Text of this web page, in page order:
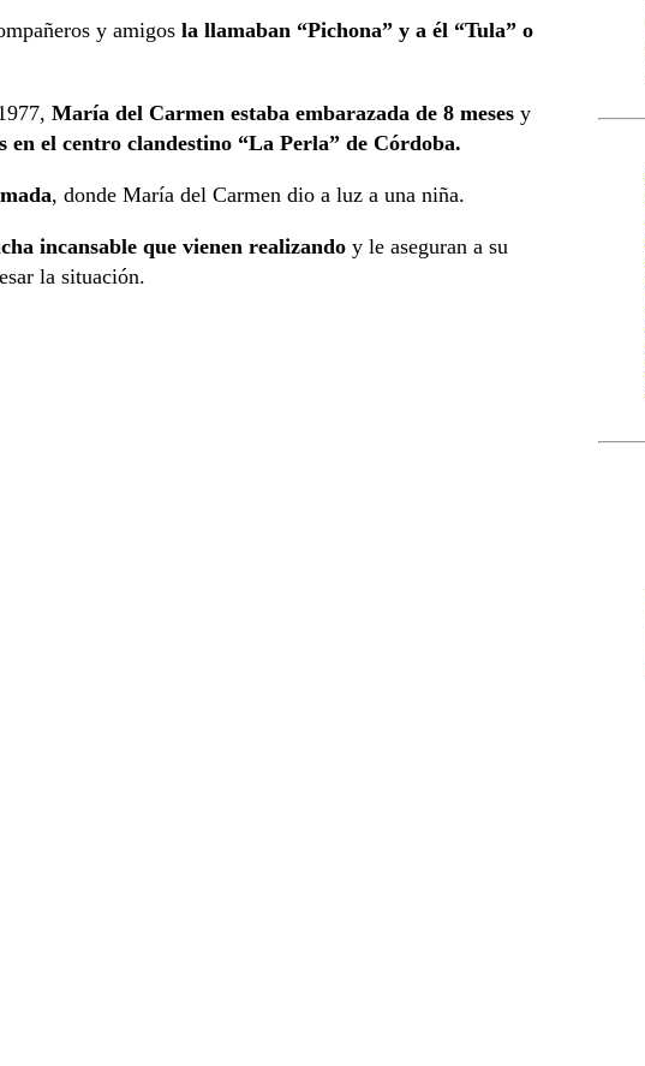
y amigos la llamaban “Pichona” y a él “Tula” o
María del Carmen estaba embarazada de 8 meses y
en el centro clandestino “La Perla” de Córdoba.
, donde María del Carmen dio a luz a una niña.
incansable que vienen realizando y le aseguran a su
la situación.